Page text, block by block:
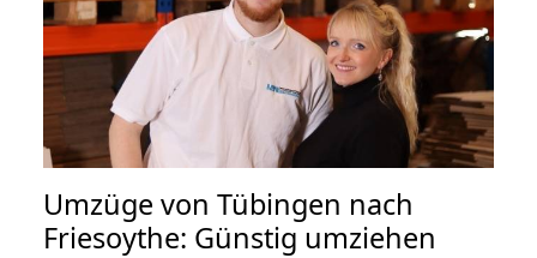
Umzüge von Tübingen nach
Friesoythe: Günstig umziehen